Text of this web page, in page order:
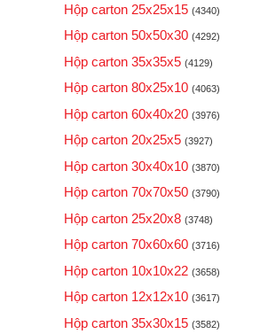
Hộp carton 25x25x15 (4340)
Hộp carton 50x50x30 (4292)
Hộp carton 35x35x5 (4129)
Hộp carton 80x25x10 (4063)
Hộp carton 60x40x20 (3976)
Hộp carton 20x25x5 (3927)
Hộp carton 30x40x10 (3870)
Hộp carton 70x70x50 (3790)
Hộp carton 25x20x8 (3748)
Hộp carton 70x60x60 (3716)
Hộp carton 10x10x22 (3658)
Hộp carton 12x12x10 (3617)
Hộp carton 35x30x15 (3582)